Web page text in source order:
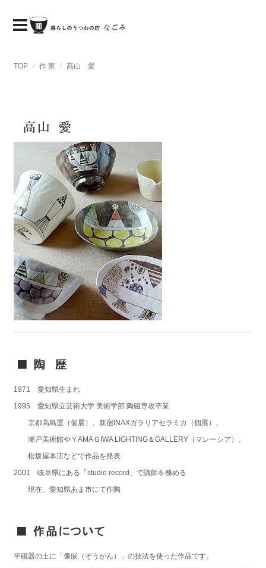
TOP 作 家 高山 愛
1971 愛知県生まれ
1995 愛知県立芸術大学 美術学部 陶磁専攻卒業
京都高島屋（個展）、新宿INAXガラリアセラミカ（個展）、
瀬戸美術館やＹAMAＧIWA LIGHTING＆GALLERY（マレーシア）、
松坂屋本店などで作品を発表
2001 岐阜県にある「studio record」で講師を務める
現在、愛知県あま市にて作陶
半磁器の土に「像嵌（ぞうがん）」の技法を使った作品です。